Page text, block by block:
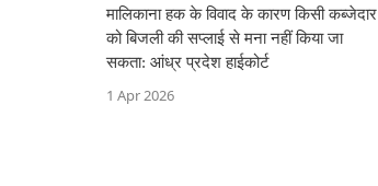
मालिकाना हक के विवाद के कारण किसी कब्जेदार
को बिजली की सप्लाई से मना नहीं किया जा
सकता: आंध्र प्रदेश हाईकोर्ट
1 Apr 2026